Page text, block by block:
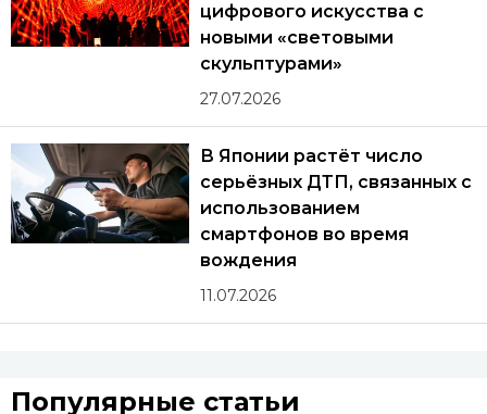
цифрового искусства с
новыми «световыми
скульптурами»
27.07.2026
В Японии растёт число
серьёзных ДТП, связанных с
использованием
смартфонов во время
вождения
11.07.2026
Популярные статьи